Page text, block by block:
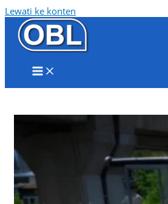
Lewati ke konten